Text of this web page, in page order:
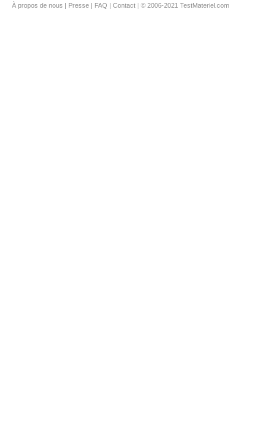
À propos de nous | Presse | FAQ | Contact | © 2006-2021 TestMateriel.com